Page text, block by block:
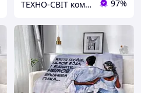
ТЕХНО-СВІТ компьютерна техніка, мобільні аксесуари, електронна техніка та багато іншого. 97%